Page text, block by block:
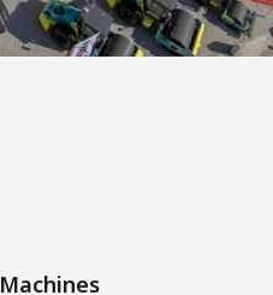
Machines